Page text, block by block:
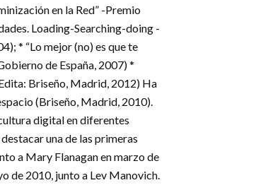
en la Red” -Premio
Loading-Searching-doing -
* “Lo mejor (no) es que te
de España, 2007) *
Briseño, Madrid, 2012) Ha
(Briseño, Madrid, 2010).
digital en diferentes
una de las primeras
a Mary Flanagan en marzo de
de 2010, junto a Lev Manovich.